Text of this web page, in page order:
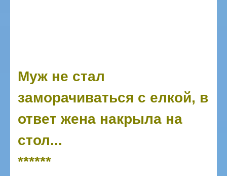
Муж не стал
заморачиваться с елкой, в
ответ жена накрыла на
стол...
******